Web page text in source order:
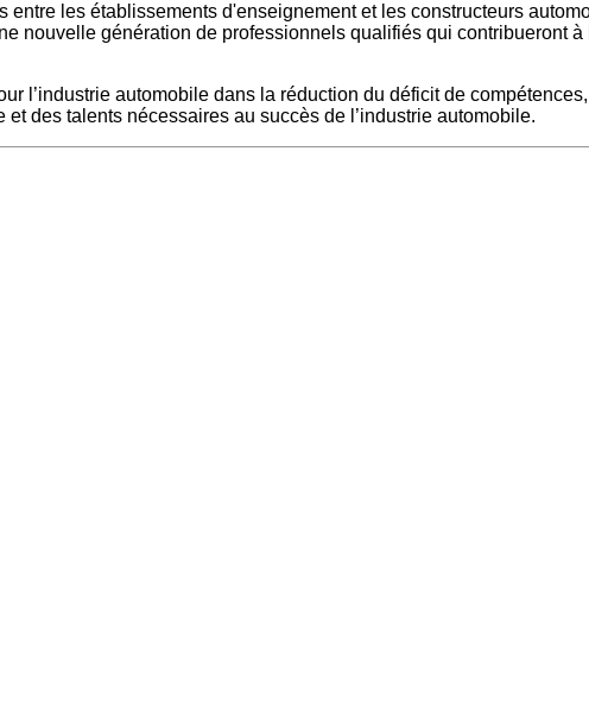
les établissements d'enseignement et les constructeurs
nouvelle génération de professionnels qualifiés qui contribueront
l’industrie automobile dans la réduction du déficit de
des talents nécessaires au succès de l’industrie automobile.